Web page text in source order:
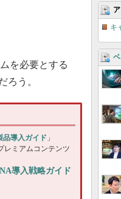
を必要とする
ろう。
品導入ガイド 」
レミアムコンテンツ
導入戦略ガイド
キ